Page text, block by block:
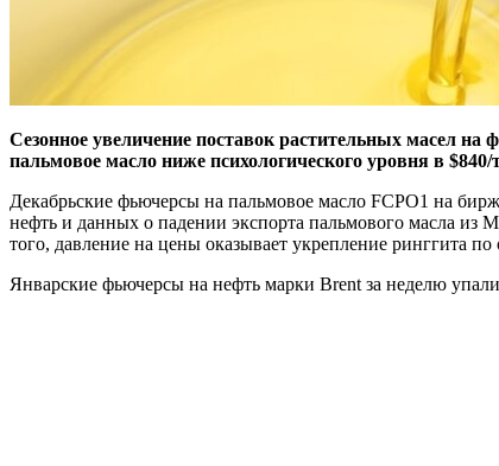
Сезонное увеличение поставок растительных масел
пальмовое масло ниже психологического уровня в $840/
Декабрьские фьючерсы на пальмовое масло FCPO1 на
нефть и данных о падении экспорта пальмового масла из
того, давление на цены оказывает укрепление ринггита
Январские фьючерсы на нефть марки Brent за неделю